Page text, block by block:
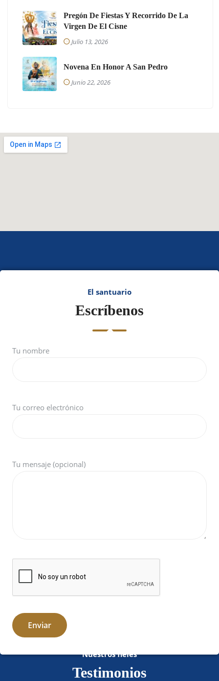
Pregón De Fiestas Y Recorrido De La
Virgen De El Cisne
Julio 13, 2026
Novena En Honor A San Pedro
Junio 22, 2026
El santuario
Escríbenos
Tu nombre
Tu correo electrónico
Tu mensaje (opcional)
Nuestros fieles
Testimonios